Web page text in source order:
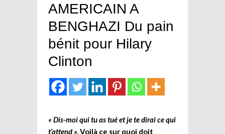
AMERICAIN A
BENGHAZI Du pain
bénit pour Hilary
Clinton
« Dis-moi qui tu as tué et je te dirai ce qui
t’attend ». Voilà ce sur quoi doit